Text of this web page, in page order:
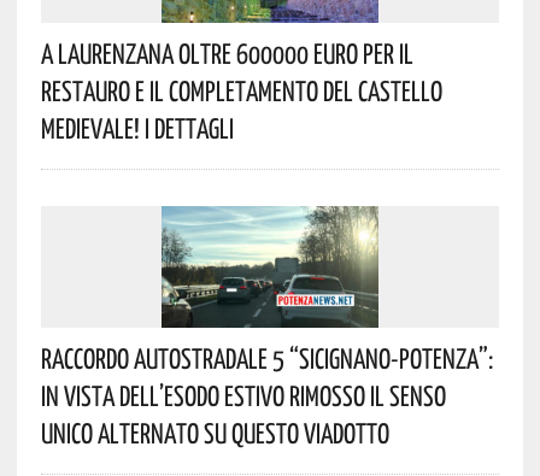
A Laurenzana Oltre 600000 Euro Per Il
Restauro E Il Completamento Del Castello
Medievale! I Dettagli
Raccordo Autostradale 5 “Sicignano-Potenza”:
In Vista Dell’esodo Estivo Rimosso Il Senso
Unico Alternato Su Questo Viadotto